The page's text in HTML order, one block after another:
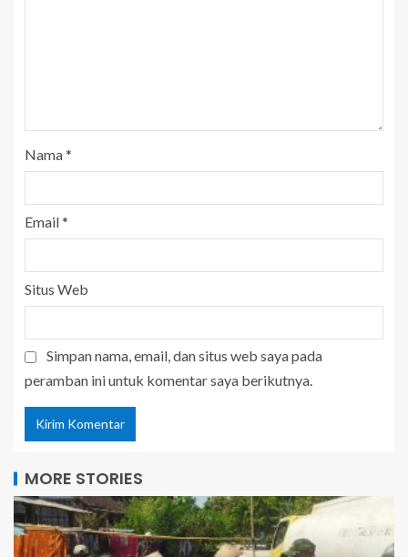
Nama*
Email*
Situs Web
Simpan nama, email, dan situs web saya pada
peramban ini untuk komentar saya berikutnya.
MORE STORIES